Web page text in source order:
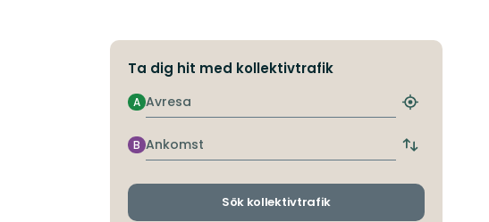
Ta dig hit med kollektivtrafik
Avresa
A
Hitta
hållplats
Ankomst
B
Byt
och
Sök kollektivtrafik